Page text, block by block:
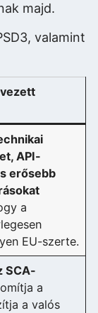
majd.
valamint
API-
erősebb
a
EU-szerte.
SCA-
a
a valós